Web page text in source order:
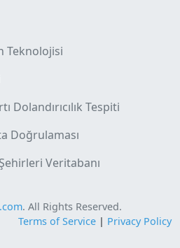
Teknolojisi
Dolandırıcılık Tespiti
Doğrulaması
Veritabanı
. All Rights Reserved.
Terms of Service | Privacy Policy